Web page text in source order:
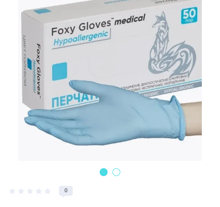
Регистрация и заказ на сайте
Политика конфидециальности
Пользовательское соглашение
Полезная информация
0